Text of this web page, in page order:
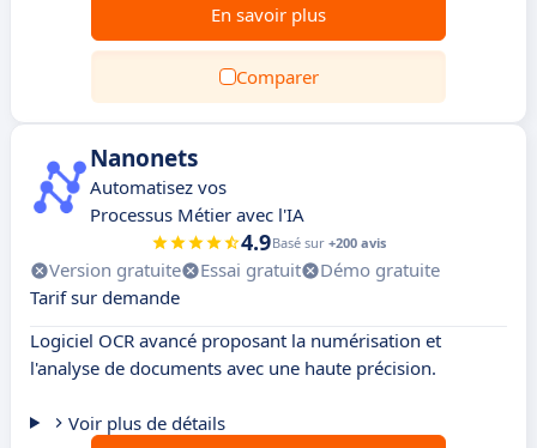
En savoir plus
Comparer
Nanonets
Automatisez vos
Processus Métier avec l'IA
4.9Basé sur +200 avis
Version gratuite Essai gratuit
Démo gratuite
Tarif sur demande
Logiciel OCR avancé proposant la numérisation et
l'analyse de documents avec une haute précision.
Voir plus de détails